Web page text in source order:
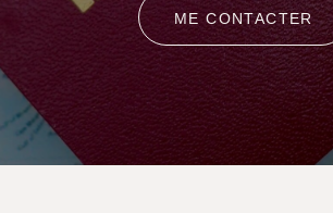
ME CONTACTER